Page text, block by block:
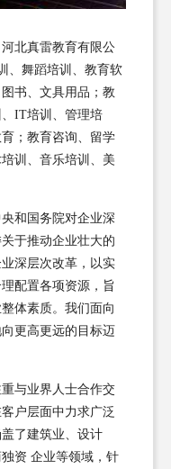
北真雷教育有限公
、舞蹈培训、教育软
书、文具用品；教
IT培训、管理培
；教育咨询、留学
训、音乐培训、美
和国务院对企业深
于推动企业壮大的
深层次改革，以实
配置各项资源，旨
体素质。我们面向
更高更远的目标迈
与业界人士合作交
户层面中力求广泛
了建筑业、设计
资 企业等领域，针